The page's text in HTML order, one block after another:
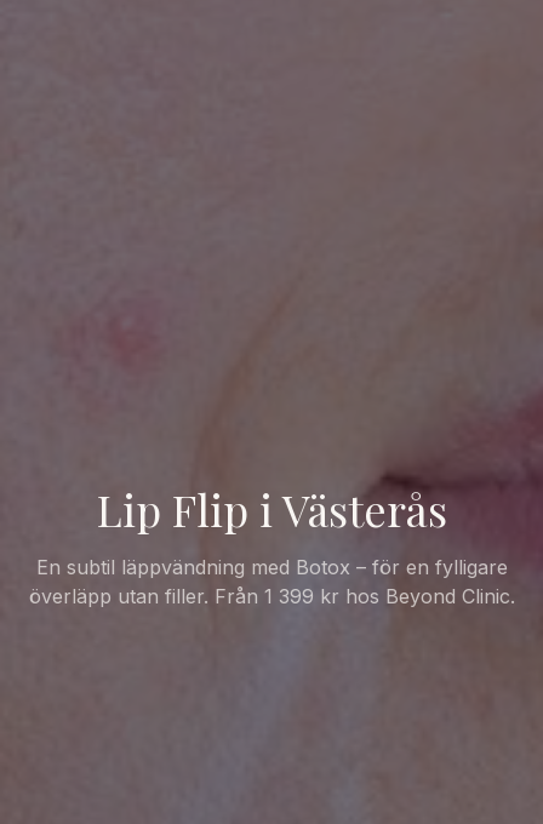
Lip Flip i Västerås
En subtil läppvändning med Botox – för en fylligare
överläpp utan filler. Från 1 399 kr hos Beyond Clinic.